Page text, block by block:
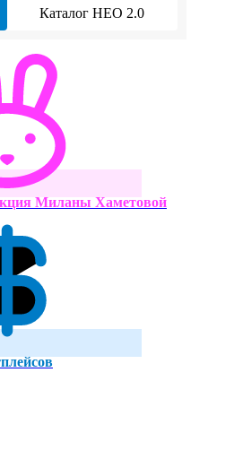
Каталог НЕО 2.0
Миланы Хаметовой